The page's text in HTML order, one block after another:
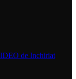
de Inchiriat